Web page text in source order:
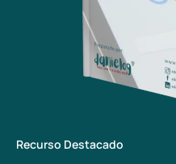
Recurso Destacado